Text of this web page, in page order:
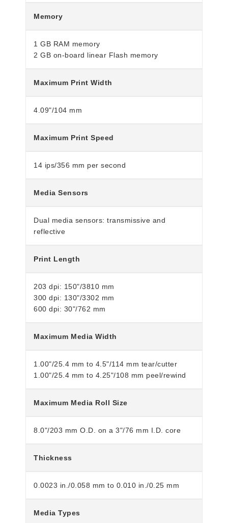
Memory
1 GB RAM memory
2 GB on-board linear Flash memory
Maximum Print Width
4.09"/104 mm
Maximum Print Speed
14 ips/356 mm per second
Media Sensors
Dual media sensors: transmissive and
reflective
Print Length
203 dpi: 150"/3810 mm
300 dpi: 130"/3302 mm
600 dpi: 30"/762 mm
Maximum Media Width
1.00"/25.4 mm to 4.5"/114 mm tear/cutter
1.00"/25.4 mm to 4.25"/108 mm peel/rewind
Maximum Media Roll Size
8.0"/203 mm O.D. on a 3"/76 mm I.D. core
Thickness
0.0023 in./0.058 mm to 0.010 in./0.25 mm
Media Types